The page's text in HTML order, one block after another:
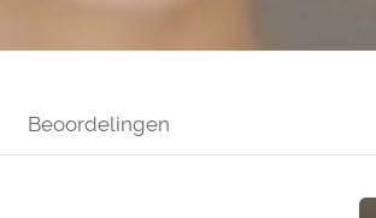
Beoordelingen